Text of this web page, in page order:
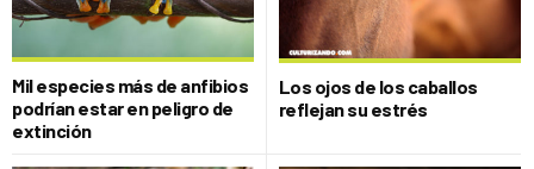
Mil especies más de anfibios
podrían estar en peligro de
extinción
Los ojos de los caballos
reflejan su estrés